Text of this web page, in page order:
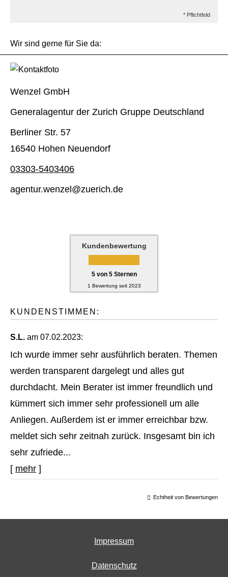
* Pflichtfeld
Wir sind gerne für Sie da:
Wenzel GmbH
Generalagentur der Zurich Gruppe Deutschland
Berliner Str. 57
16540 Hohen Neuendorf
03303-5403406
agentur.wenzel@zuerich.de
Kundenbewertung
5von 5Sternen
1 Bewertung seit 2023
KUNDENSTIMMEN:
S.L. am 07.02.2023:
Ich wurde immer sehr ausführlich beraten. Themen
werden transparent dargelegt und alles gut
durchdacht. Mein Berater ist immer freundlich und
kümmert sich immer sehr professionell um alle
Anliegen. Außerdem ist er immer erreichbar bzw.
meldet sich sehr zeitnah zurück. Insgesamt bin ich
sehr zufriede...
[ mehr ]
Echtheit von Bewertungen
Impressum
Datenschutz